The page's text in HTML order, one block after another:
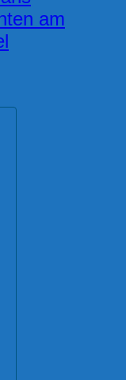
am